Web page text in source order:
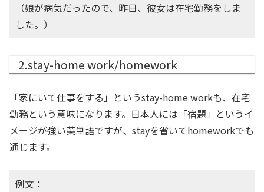
（娘が病気だったので、昨日、彼女は在宅勤務をしま
した。）
2.stay-home work/homework
「家にいて仕事をする」というstay-home workも、在宅
勤務という意味になります。日本人には「宿題」というイ
メージが強い英単語ですが、stayを省いてhomeworkでも
通じます。
例文：